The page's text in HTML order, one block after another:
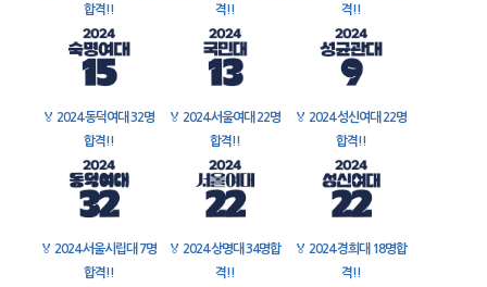
합격!!
격!!
격!!
🏅 2024 동덕여대 32명
합격!!
🏅 2024 서울여대 22명
합격!!
🏅 2024 성신여대 22명
합격!!
🏅 2024 서울시립대 7명
합격!!
🏅 2024 상명대 34명합
격!!
🏅 2024 경희대 18명합
격!!